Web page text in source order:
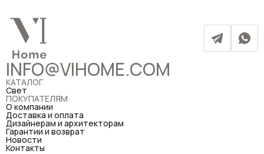
INFO@VIHOME.COM
КАТАЛОГ
Свет
ПОКУПАТЕЛЯМ
О компании
Доставка и оплата
Дизайнерам и архитекторам
Гарантии и возврат
Новости
Контакты